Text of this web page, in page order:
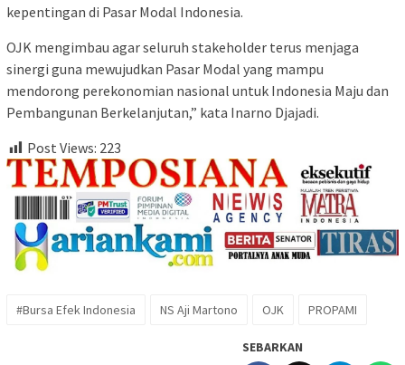
kepentingan di Pasar Modal Indonesia.
OJK mengimbau agar seluruh stakeholder terus menjaga
sinergi guna mewujudkan Pasar Modal yang mampu
mendorong perekonomian nasional untuk Indonesia Maju dan
Pembangunan Berkelanjutan,” kata Inarno Djajadi.
Post Views: 223
#Bursa Efek Indonesia NS Aji Martono OJK PROPAMI
SEBARKAN